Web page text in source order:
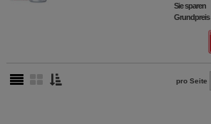
Sie sparen
Grundpreis
pro Seite